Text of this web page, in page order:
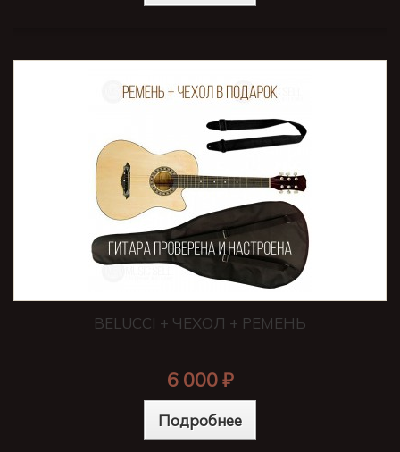
BELUCCI + ЧЕХОЛ + РЕМЕНЬ
6 000 ₽
Подробнее